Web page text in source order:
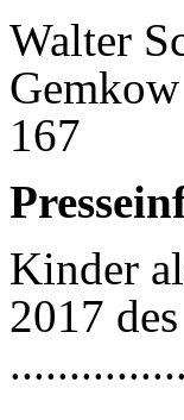
Walter
167
Kinder
2017